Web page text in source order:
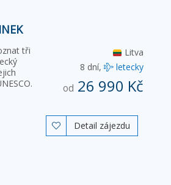
tři
Litva
8 dní,
letecky
od 26 990 Kč
 Detail zájezdu